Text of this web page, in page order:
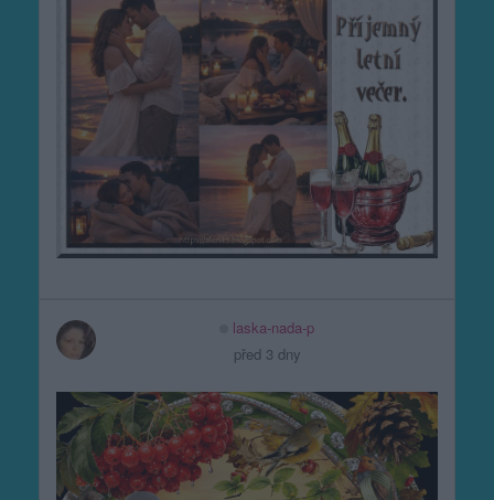
laska-nada-p
před 3 dny